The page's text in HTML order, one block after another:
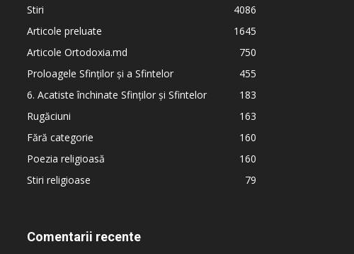
Stiri
4086
Articole preluate
1645
Articole Ortodoxia.md
750
Proloagele Sfinților și a Sfintelor
455
6. Acatiste închinate Sfinților și Sfintelor
183
Rugăciuni
163
Fără categorie
160
Poezia religioasă
160
Stiri religioase
79
Comentarii recente